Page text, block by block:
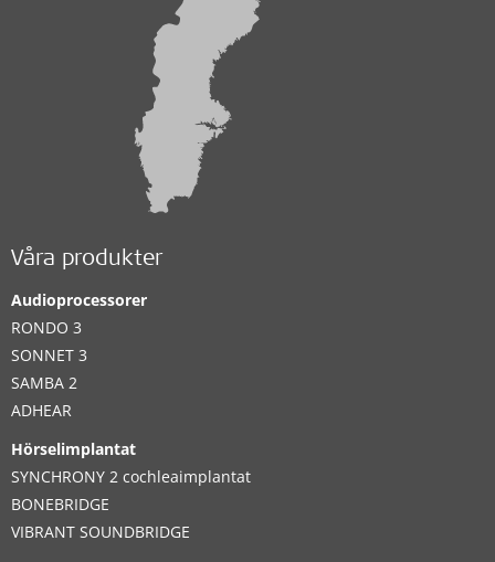
Våra produkter
Audioprocessorer
RONDO 3
SONNET 3
SAMBA 2
ADHEAR
Hörselimplantat
SYNCHRONY 2 cochleaimplantat
BONEBRIDGE
VIBRANT SOUNDBRIDGE